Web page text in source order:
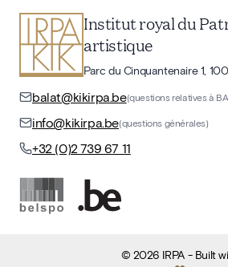
Institut royal du
artistique
Parc du Cinquantenaire 1,
balat@kikirpa.be(questions relatives à
info@kikirpa.be(questions générales)
+32 (0)2 739 67 11
©2026 IRPA- Built